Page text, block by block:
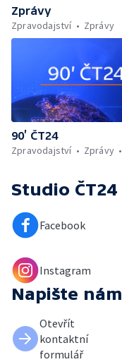
Zprávy
Zpravodajství
Zprávy
90’ ČT24
Zpravodajství
Zprávy
Studio ČT24
Facebook
Instagram
Napište nám
Otevřít
kontaktní
formulář